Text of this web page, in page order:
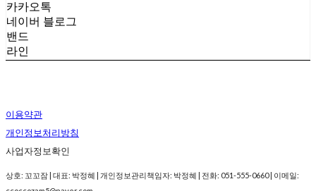
카카오톡
네이버 블로그
밴드
라인
이용약관
개인정보처리방침
사업자정보확인
상호: 꼬꼬잠 | 대표: 박정혜 | 개인정보관리책임자: 박정혜 | 전화: 051-555-0660 | 이메일: